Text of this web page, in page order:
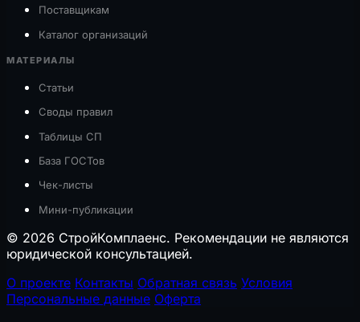
Поставщикам
Каталог организаций
МАТЕРИАЛЫ
Статьи
Своды правил
Таблицы СП
База ГОСТов
Чек-листы
Мини-публикации
© 2026 СтройКомплаенс. Рекомендации не являются
юридической консультацией.
О проекте Контакты Обратная связь Условия
Персональные данные Оферта